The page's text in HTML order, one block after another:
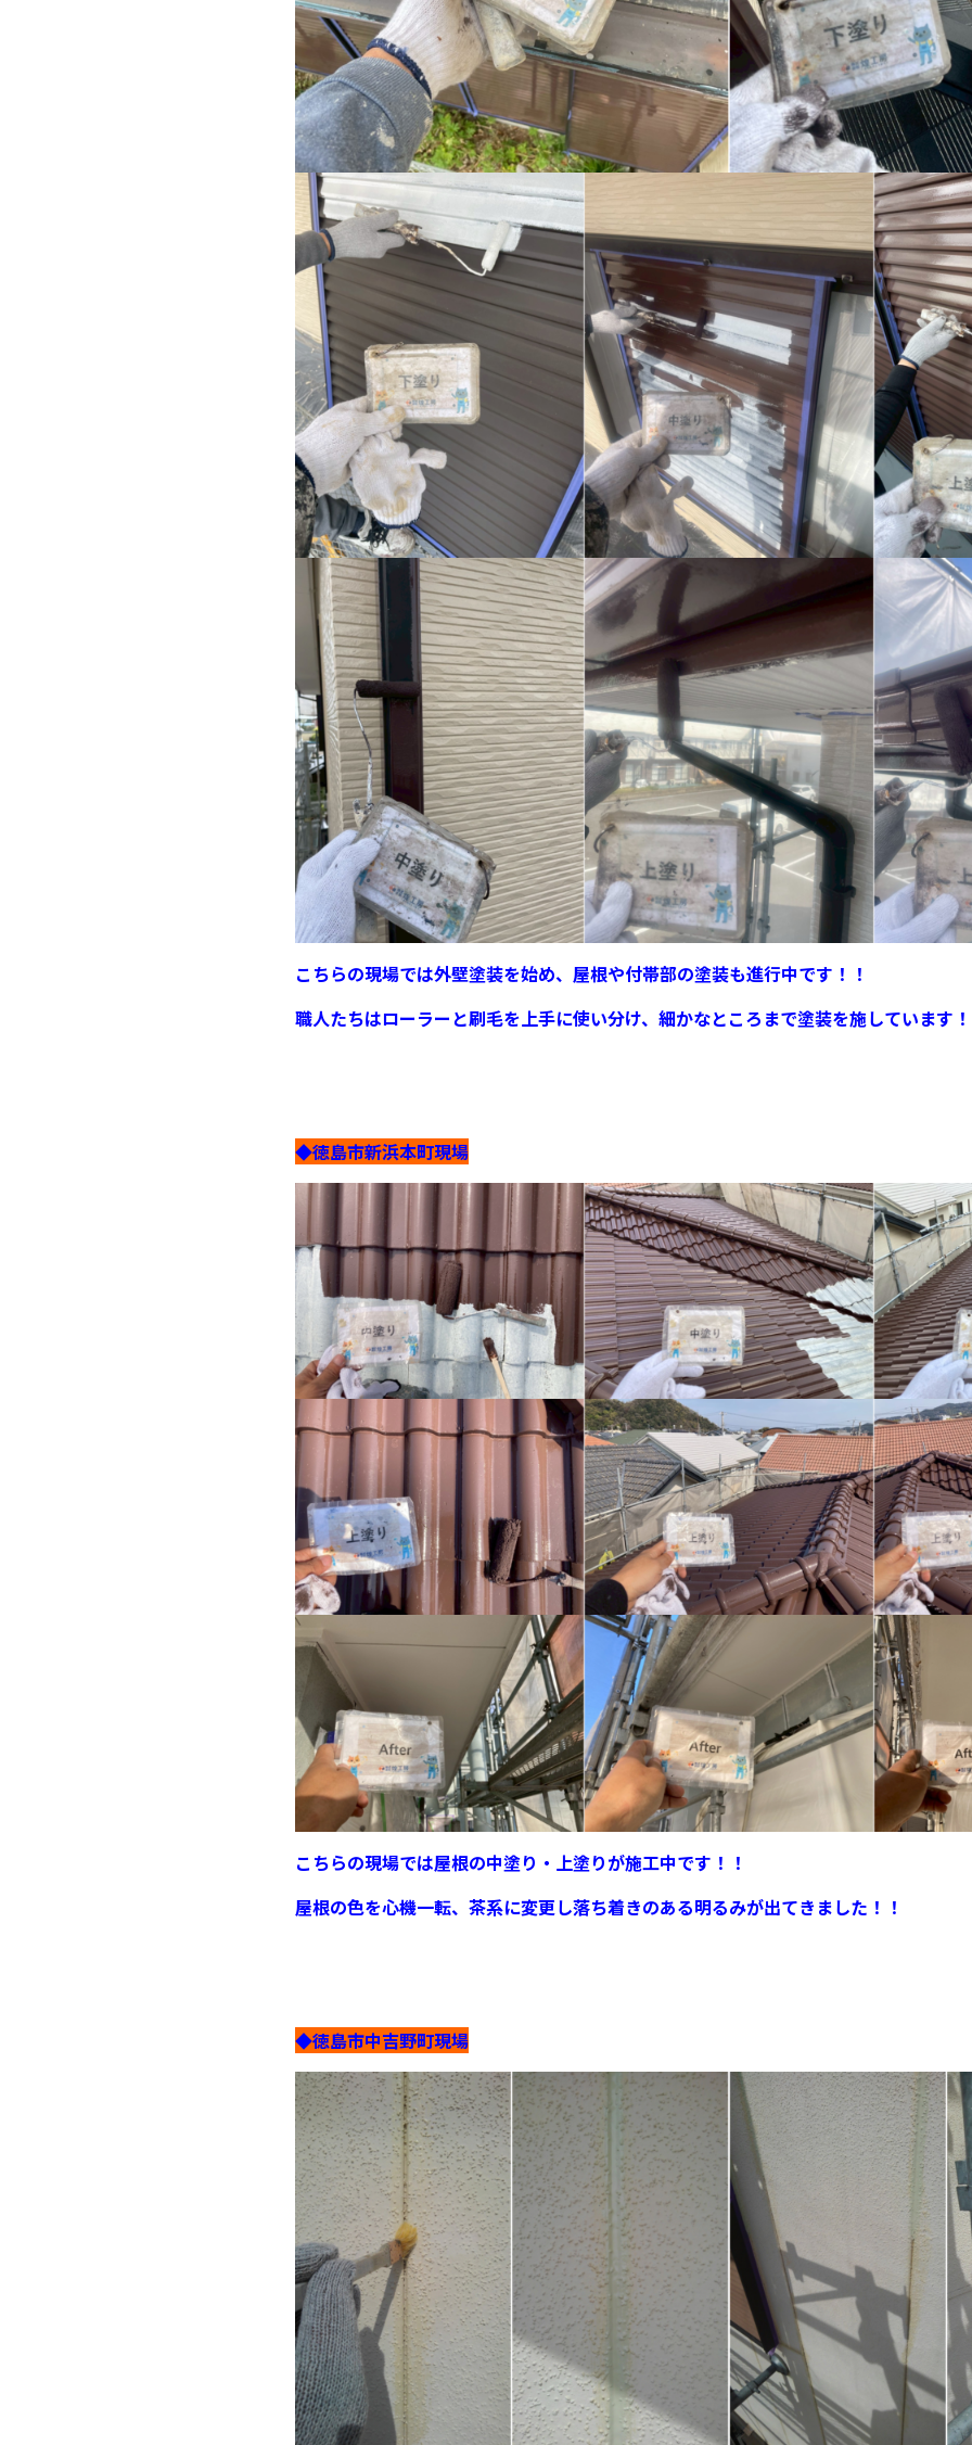
こちらの現場では外壁塗装を始め、屋根や付帯部の塗装も進行中です！！
職人たちはローラーと刷毛を上手に使い分け、細かなところまで塗装を施しています
◆徳島市新浜本町現場
こちらの現場では屋根の中塗り・上塗りが施工中です！！
屋根の色を心機一転、茶系に変更し落ち着きのある明るみが出てきました！！
◆徳島市中吉野町現場